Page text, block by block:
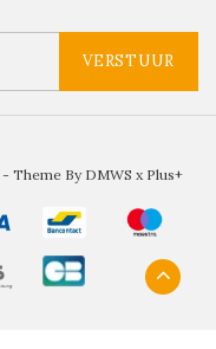
VERSTUUR
- Theme By DMWS x Plus+